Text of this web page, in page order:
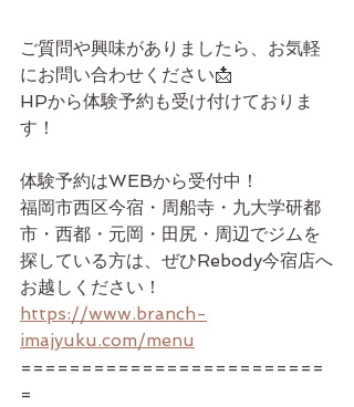
ご質問や興味がありましたら、お気軽
にお問い合わせください📩
HPから体験予約も受け付けておりま
す！
体験予約はWEBから受付中！
福岡市西区今宿・周船寺・九大学研都
市・西都・元岡・田尻・周辺でジムを
探している方は、ぜひRebody今宿店へ
お越しください！
https://www.branch-
imajyuku.com/menu
=========================
=